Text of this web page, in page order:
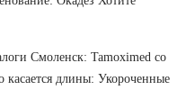
Смоленск: Tamoximed со
касается длины: Укороченные